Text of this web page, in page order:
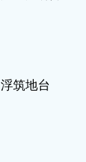
浮筑地台